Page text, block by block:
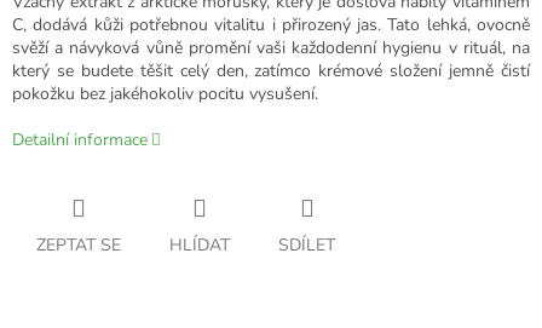
C, dodává kůži potřebnou vitalitu i přirozený jas. Tato lehká, ovocně
svěží a návyková vůně promění vaši každodenní hygienu v rituál, na
který se budete těšit celý den, zatímco krémové složení jemně čistí
pokožku bez jakéhokoliv pocitu vysušení.
Detailní informace
ZEPTAT SE HLÍDAT SDÍLET